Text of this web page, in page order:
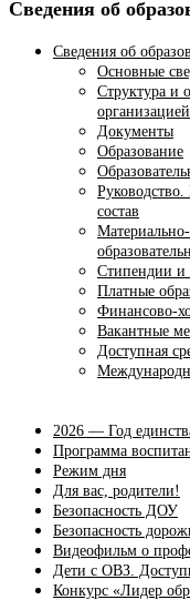
Сведения об
Сведения об
Основные
Структура и
организацией
Документы
Образование
состав
Стипендии и
Платные
Финансово-
Вакантные
Доступная
2026 — Год
Программа
Режим дня
Для вас, родители!
Безопасность ДОУ
Безопасность
Видеофильм о
Дети с ОВЗ.
Конкурс «Лидер